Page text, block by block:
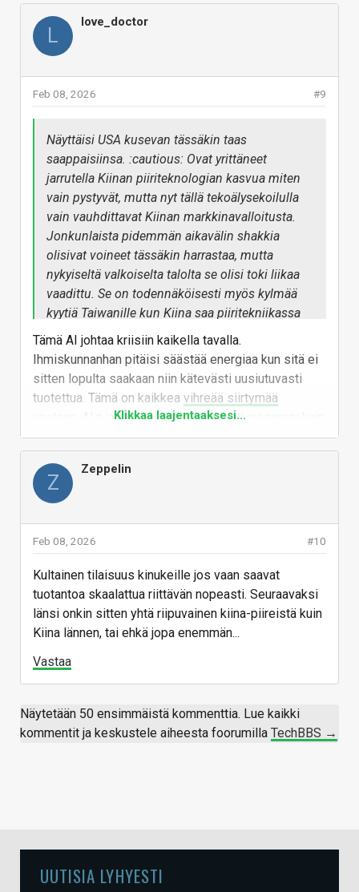
L
love_doctor
#9
Feb 08, 2026
Näyttäisi USA kusevan tässäkin taas
saappaisiinsa. :cautious: Ovat yrittäneet
jarrutella Kiinan piiriteknologian kasvua miten
vain pystyvät, mutta nyt tällä tekoälysekoilulla
vain vauhdittavat Kiinan markkinavalloitusta.
Jonkunlaista pidemmän aikavälin shakkia
olisivat voineet tässäkin harrastaa, mutta
nykyiseltä valkoiselta talolta se olisi toki liikaa
vaadittu. Se on todennäköisesti myös kylmää
kyytiä Taiwanille kun Kiina saa piiritekniikassa
heidät kiinni.
Tämä AI johtaa kriisiin kaikella tavalla.
Ihmiskunnanhan pitäisi säästää energiaa kun sitä ei
sitten lopulta saakaan niin kätevästi uusiutuvasti
tuotettua. Tämä on kaikkea vihreää siirtymää
. AI:n jalanjälki on niinsanotusti suurempi kuin
kädenjälki. Osapula aiheuttaa sen, että
henkilökohtainen tietotyö vaikeutuu, kun kellään ei
ole pian varaa ostaa tietotekniikkaa. Erilaiset
tyhmäpääte-ratkaisut tekevät yhteiskunnista
vähän aikaa sitten oli uutinen siitä, että curlin
tapaisetprojektit sulkevat bug bountyjä, kun AI-
sloppaajat spämmäävät issue trackerit täyteen
paskatikettejä. Paljon tuotetaantäyttä paskaaja tuo
syö kaiken sen hyödyn, miten toisaalla AI tukee
oppiminen delegoidaan AI:lle.
Vastaa
Klikkaa laajentaaksesi...
Z
Zeppelin
#10
Feb 08, 2026
Kultainen tilaisuus kinukeille jos vaan saavat
tuotantoa skaalattua riittävän nopeasti. Seuraavaksi
länsi onkin sitten yhtä riipuvainen kiina-piireistä kuin
Kiina lännen, tai ehkä jopa enemmän...
Vastaa
Näytetään 50 ensimmäistä kommenttia. Lue kaikki
kommentit ja keskustele aiheesta foorumilla TechBBS →
UUTISIA LYHYESTI